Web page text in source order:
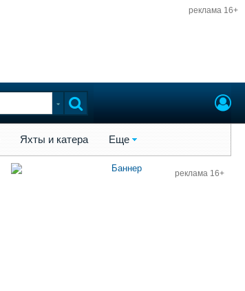
реклама 16+
Яхты и катера Еще
реклама 16+